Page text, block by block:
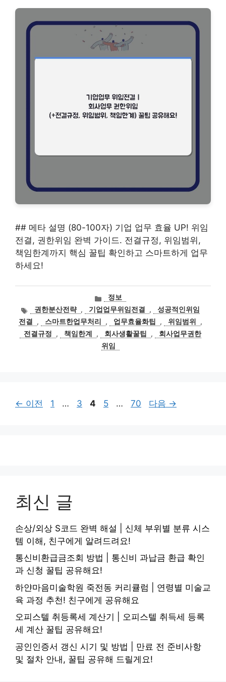
## 메타 설명 (80-100자) 기업 업무 효율 UP! 위임
전결, 권한위임 완벽 가이드. 전결규정, 위임범위,
책임한계까지 핵심 꿀팁 확인하고 스마트하게 업무
하세요!
카
테
고
리
정보
태
그
권한분산전략 , 기업업무위임전결 ,
성공적인위임
전결
, 스마트한업무처리 , 업무효율화팁 , 위임범위
,
전결규정
, 책임한계 , 회사생활꿀팁 ,
회사업무권한
위임
← 이전
페
1 …
페
3
페
4
페
5 …
페
70 다음 →
최신 글
손상/외상 S코드 완벽 해설 | 신체 부위별 분류 시스
템 이해, 친구에게 알려드려요!
통신비환급금조회 방법 | 통신비 과납금 환급 확인
과 신청 꿀팁 공유해요!
하얀마음미술학원 죽전동 커리큘럼 | 연령별 미술교
육 과정 추천! 친구에게 공유해요
오피스텔 취등록세 계산기 | 오피스텔 취득세 등록
세 계산 꿀팁 공유해요!
공인인증서 갱신 시기 및 방법 | 만료 전 준비사항
및 절차 안내, 꿀팁 공유해 드릴게요!